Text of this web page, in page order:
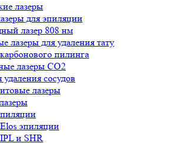
лазеры
для эпиляции
лазер 808 нм
лазеры для удаления тату
пилинга
лазеры CO2
сосудов
лазеры
эпиляции
и SHR